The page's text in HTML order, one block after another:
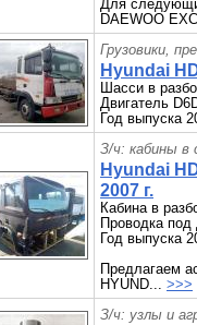
Для
DAEWOO
Грузовики,
Hyundai
Шасси в
Двигатель
Год выпуска
З/ч: кабины в
Hyundai
2007 г.
Кабина в
Проводка под
Год выпуска
Предлагаем
HYUND... >>>
З/ч: узлы и